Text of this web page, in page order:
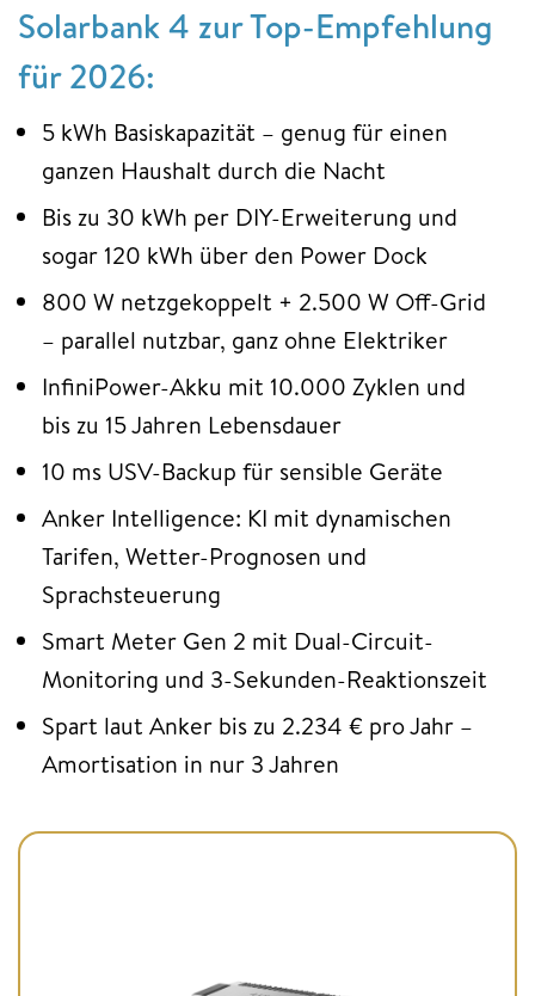
Solarbank 4 zur Top-Empfehlung
für 2026:
5 kWh Basiskapazität – genug für einen
ganzen Haushalt durch die Nacht
Bis zu 30 kWh per DIY-Erweiterung und
sogar 120 kWh über den Power Dock
800 W netzgekoppelt + 2.500 W Off-Grid
– parallel nutzbar, ganz ohne Elektriker
InfiniPower-Akku mit 10.000 Zyklen und
bis zu 15 Jahren Lebensdauer
10 ms USV-Backup für sensible Geräte
Anker Intelligence: KI mit dynamischen
Tarifen, Wetter-Prognosen und
Sprachsteuerung
Smart Meter Gen 2 mit Dual-Circuit-
Monitoring und 3-Sekunden-Reaktionszeit
Spart laut Anker bis zu 2.234 € pro Jahr –
Amortisation in nur 3 Jahren